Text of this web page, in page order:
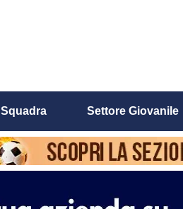
Squadra Settore Giovanile